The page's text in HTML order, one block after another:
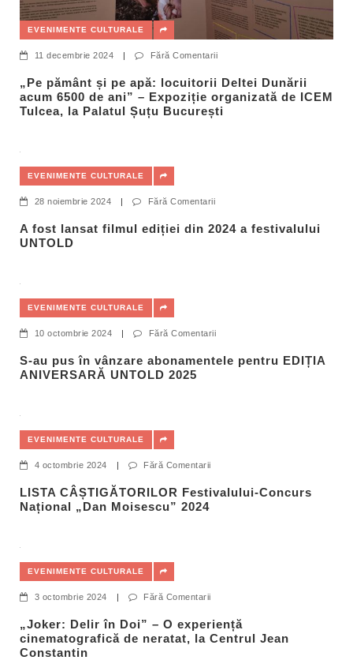
EVENIMENTE CULTURALE
11 decembrie 2024 | Fără Comentarii
„Pe pământ și pe apă: locuitorii Deltei Dunării
acum 6500 de ani” – Expoziție organizată de ICEM
Tulcea, la Palatul Șuțu București
EVENIMENTE CULTURALE
28 noiembrie 2024 | Fără Comentarii
A fost lansat filmul ediției din 2024 a festivalului
UNTOLD
EVENIMENTE CULTURALE
10 octombrie 2024 | Fără Comentarii
S-au pus în vânzare abonamentele pentru EDIȚIA
ANIVERSARĂ UNTOLD 2025
EVENIMENTE CULTURALE
4 octombrie 2024 | Fără Comentarii
LISTA CÂȘTIGĂTORILOR Festivalului-Concurs
Național „Dan Moisescu” 2024
EVENIMENTE CULTURALE
3 octombrie 2024 | Fără Comentarii
„Joker: Delir în Doi” – O experiență
cinematografică de neratat, la Centrul Jean
Constantin